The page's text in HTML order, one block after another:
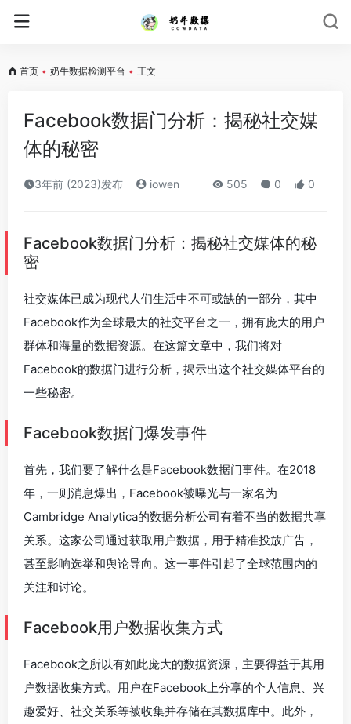
首页 • 奶牛数据检测平台 • 正文
Facebook数据门分析：揭秘社交媒
体的秘密
3年前 (2023)发布 iowen 505 0 0
Facebook数据门分析：揭秘社交媒体的秘
密
社交媒体已成为现代人们生活中不可或缺的一部分，其中
Facebook作为全球最大的社交平台之一，拥有庞大的用户
群体和海量的数据资源。在这篇文章中，我们将对
Facebook的数据门进行分析，揭示出这个社交媒体平台的
一些秘密。
Facebook数据门爆发事件
首先，我们要了解什么是Facebook数据门事件。在2018
年，一则消息爆出，Facebook被曝光与一家名为
Cambridge Analytica的数据分析公司有着不当的数据共享
关系。这家公司通过获取用户数据，用于精准投放广告，
甚至影响选举和舆论导向。这一事件引起了全球范围内的
关注和讨论。
Facebook用户数据收集方式
Facebook之所以有如此庞大的数据资源，主要得益于其用
户数据收集方式。用户在Facebook上分享的个人信息、兴
趣爱好、社交关系等被收集并存储在其数据库中。此外，